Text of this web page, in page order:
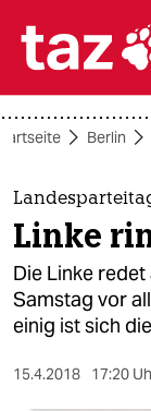

themen
politik
öko
gesellschaft
Berlin
Linke
Die Linke
Samstag vor
einig ist sich
15.4.2018 17:20